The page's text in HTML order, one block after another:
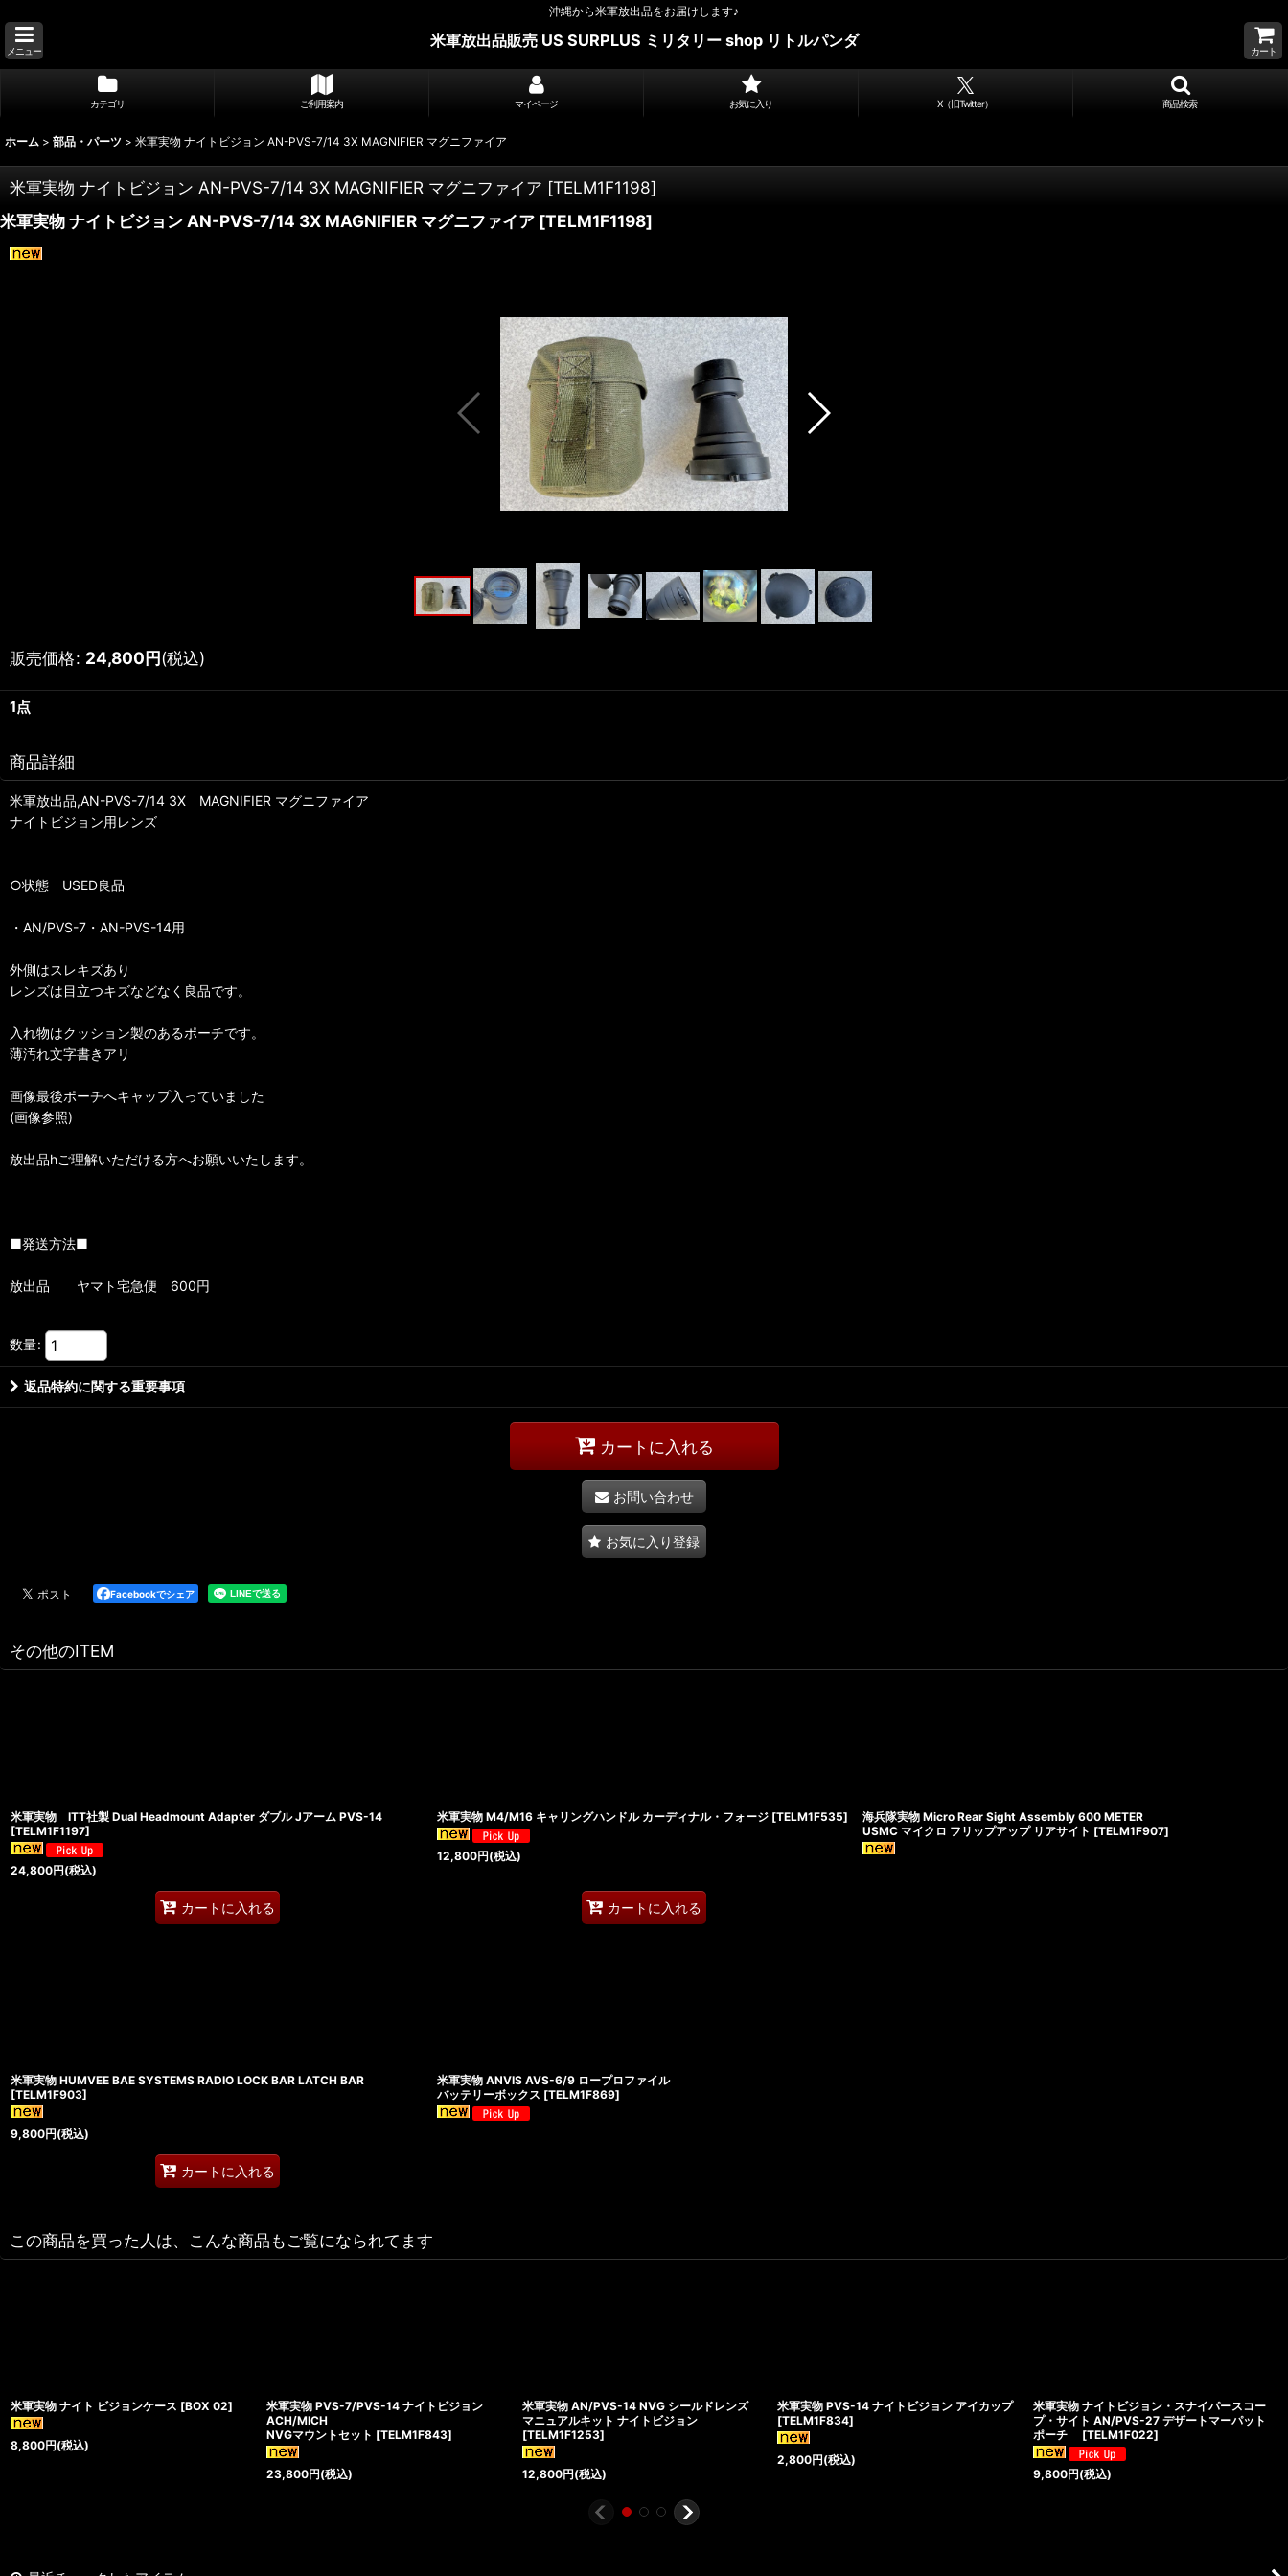
沖縄から米軍放出品をお届けします♪
メニュー
米軍放出品販売 US SURPLUS ミリタリー shop リトルパンダ
カート
カテゴリ ご利用案内 マイページ お気に入り X（旧Twitter） 商品検索
ホーム > 部品・パーツ > 米軍実物 ナイトビジョン AN-PVS-7/14 3X MAGNIFIER マグニファイア
米軍実物 ナイトビジョン AN-PVS-7/14 3X MAGNIFIER マグニファイア [TELM1F1198]
米軍実物 ナイトビジョン AN-PVS-7/14 3X MAGNIFIER マグニファイア [TELM1F1198]
販売価格: 24,800円(税込)
1点
商品詳細
米軍放出品,AN-PVS-7/14 3X MAGNIFIER マグニファイア
ナイトビジョン用レンズ
○状態 USED良品
・AN/PVS-7・AN-PVS-14用
外側はスレキズあり
レンズは目立つキズなどなく良品です。
入れ物はクッション製のあるポーチです。
薄汚れ文字書きアリ
画像最後ポーチへキャップ入っていました
(画像参照)
放出品hご理解いただける方へお願いいたします。
■発送方法■
放出品 ヤマト宅急便 600円
数量:
返品特約に関する重要事項
カートに入れる
お問い合わせ
お気に入り登録
Facebookでシェア
その他のITEM
米軍実物 ITT社製 Dual Headmount Adapter ダブル Jアーム PVS-14
[TELM1F1197]
24,800円(税込)
カートに入れる
米軍実物 M4/M16 キャリングハンドル カーディナル・フォージ [TELM1F535]
12,800円(税込)
カートに入れる
海兵隊実物 Micro Rear Sight Assembly 600 METER
USMC マイクロ フリップアップ リアサイト [TELM1F907]
米軍実物 HUMVEE BAE SYSTEMS RADIO LOCK BAR LATCH BAR
[TELM1F903]
9,800円(税込)
カートに入れる
米軍実物 ANVIS AVS-6/9 ロープロファイル
バッテリーボックス [TELM1F869]
この商品を買った人は、こんな商品もご覧になられてます
米軍実物 ナイト ビジョンケース [BOX 02]
8,800円(税込)
米軍実物 PVS-7/PVS-14 ナイトビジョン
ACH/MICH
NVGマウントセット [TELM1F843]
23,800円(税込)
米軍実物 AN/PVS-14 NVG シールドレンズ
マニュアルキット ナイトビジョン
[TELM1F1253]
12,800円(税込)
米軍実物 PVS-14 ナイトビジョン アイカップ
[TELM1F834]
2,800円(税込)
米軍実物 ナイトビジョン・スナイパースコー
プ・サイト AN/PVS-27 デザートマーパット
ポーチ
[TELM1F022]
9,800円(税込)